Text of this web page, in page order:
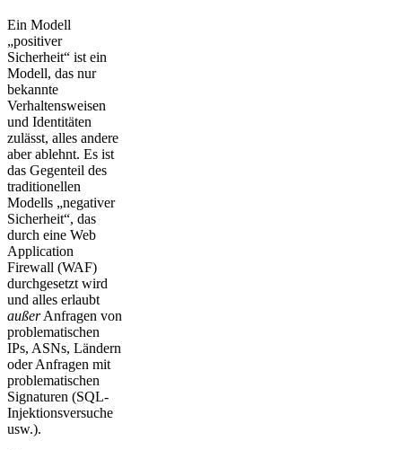
Ein Modell
„positiver
Sicherheit“ ist ein
Modell, das nur
bekannte
Verhaltensweisen
und Identitäten
zulässt, alles andere
aber ablehnt. Es ist
das Gegenteil des
traditionellen
Modells „negativer
Sicherheit“, das
durch eine Web
Application
Firewall (WAF)
durchgesetzt wird
und alles erlaubt
außerAnfragen von
problematischen
IPs, ASNs, Ländern
oder Anfragen mit
problematischen
Signaturen (SQL-
Injektionsversuche
usw.).